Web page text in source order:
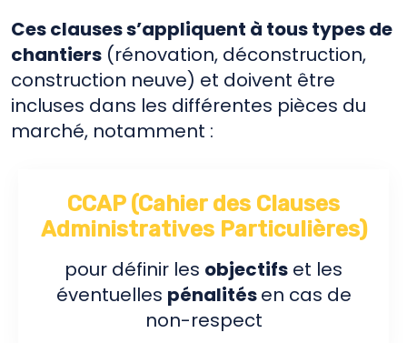
Ces clauses s’appliquent à tous types de
chantiers (rénovation, déconstruction,
construction neuve) et doivent être
incluses dans les différentes pièces du
marché, notamment :
CCAP (Cahier des Clauses
Administratives Particulières)
pour définir les objectifs et les
éventuelles pénalitésen cas de
non-respect